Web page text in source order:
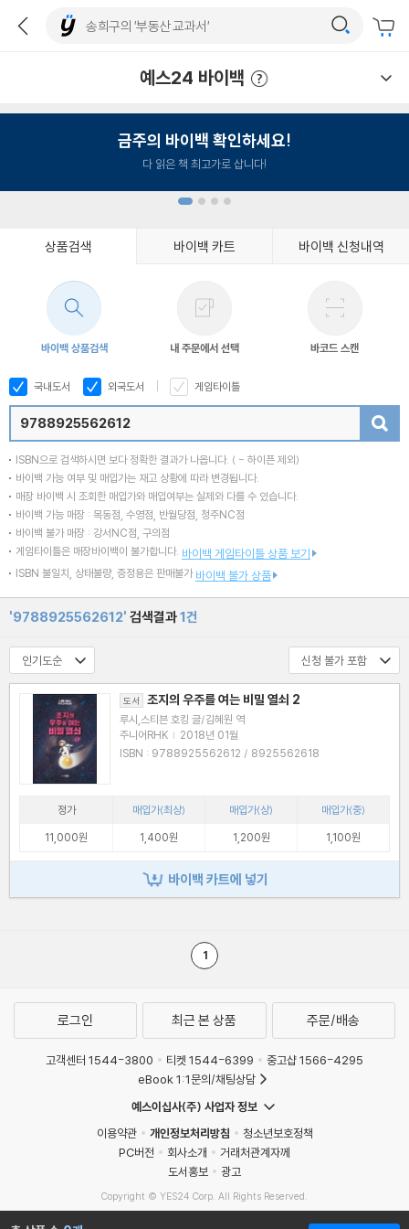
예스24 바이백
금주의 바이백 확인하세요!
다 읽은 책 최고가로 삽니다!
상품검색 바이백 카트 바이백 신청내역
바이백 상품검색 내 주문에서 선택 바코드 스캔
국내도서 외국도서 게임타이틀
ISBN으로 검색하시면 보다 정확한 결과가 나옵니다. ( - 하이픈 제외)
바이백 가능 여부 및 매입가는 재고 상황에 따라 변경됩니다.
매장 바이백 시 조회한 매입가와 매입여부는 실제와 다를 수 있습니다.
바이백 가능 매장 : 목동점, 수영점, 반월당점, 청주NC점
바이백 불가 매장 : 강서NC점, 구의점
게임타이틀은 매장바이백이 불가합니다. 바이백 게임타이틀 상품 보기
ISBN 불일치, 상태불량, 증정용은 판매불가 바이백 불가 상품
'9788925562612' 검색결과1건
도서 조지의 우주를 여는 비밀 열쇠 2
루시,스티븐 호킹 글/김혜원 역
주니어RHK | 2018년 01월
ISBN : 9788925562612 / 8925562618
정가 매입가(최상) 매입가(상)
매입가(중)
11,000원
1,400원 1,200원 1,100원
바이백 카트에 넣기
1
로그인 최근 본 상품 주문/배송
고객센터 1544-3800 티켓 1544-6399
중고샵 1566-4295
eBook 1:1문의/채팅상담
예스이십사(주) 사업자 정보
이용약관
개인정보처리방침
청소년보호정책
PC버전
회사소개
거래처관계자께
도서홍보
광고
Copyright © YES24 Corp. All Rights Reserved.
MATOM8